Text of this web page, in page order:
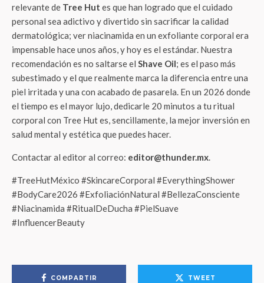
relevante de Tree Hut es que han logrado que el cuidado
personal sea adictivo y divertido sin sacrificar la calidad
dermatológica; ver niacinamida en un exfoliante corporal era
impensable hace unos años, y hoy es el estándar. Nuestra
recomendación es no saltarse el Shave Oil; es el paso más
subestimado y el que realmente marca la diferencia entre una
piel irritada y una con acabado de pasarela. En un 2026 donde
el tiempo es el mayor lujo, dedicarle 20 minutos a tu ritual
corporal con Tree Hut es, sencillamente, la mejor inversión en
salud mental y estética que puedes hacer.
Contactar al editor al correo: editor@thunder.mx.
#TreeHutMéxico #SkincareCorporal #EverythingShower
#BodyCare2026 #ExfoliaciónNatural #BellezaConsciente
#Niacinamida #RitualDeDucha #PielSuave
#InfluencerBeauty
COMPARTIR TWEET